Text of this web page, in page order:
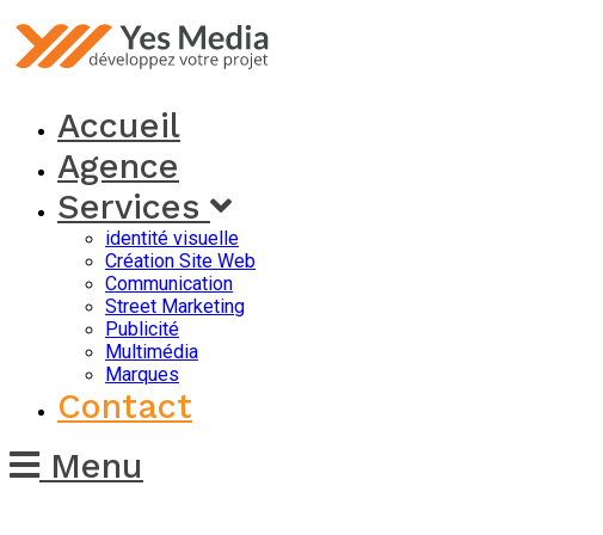
Accueil
Agence
Services
identité visuelle
Création Site Web
Communication
Street Marketing
Publicité
Multimédia
Marques
Contact
Menu